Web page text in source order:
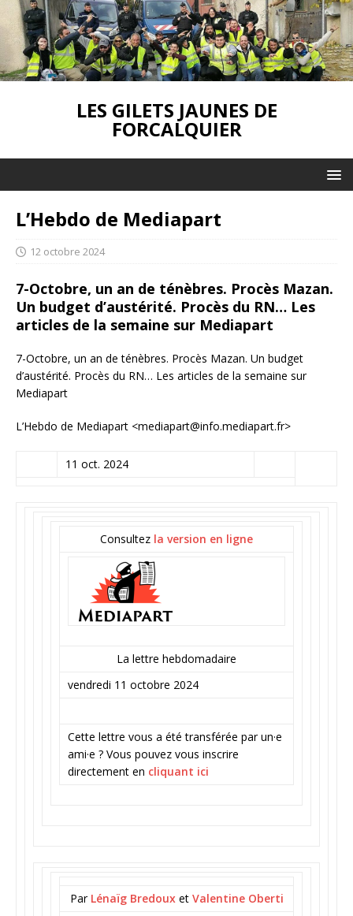
LES GILETS JAUNES DE
FORCALQUIER
L’Hebdo de Mediapart
12 octobre 2024
7-Octobre, un an de ténèbres. Procès Mazan.
Un budget d’austérité. Procès du RN… Les
articles de la semaine sur Mediapart
7-Octobre, un an de ténèbres. Procès Mazan. Un budget
d’austérité. Procès du RN… Les articles de la semaine sur
Mediapart
L’Hebdo de Mediapart <mediapart@info.mediapart.fr>
11 oct. 2024
Consultez la version en ligne
La lettre hebdomadaire
vendredi 11 octobre 2024
Cette lettre vous a été transférée par un·e
ami·e ? Vous pouvez vous inscrire
directement en cliquant ici
Par Lénaïg Bredouxet Valentine Oberti